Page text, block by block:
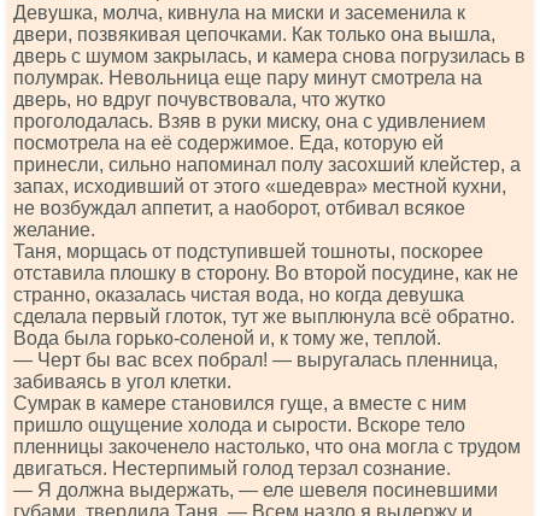
Девушка, молча, кивнула на миски и засеменила к
двери, позвякивая цепочками. Как только она вышла,
дверь с шумом закрылась, и камера снова погрузилась в
полумрак. Невольница еще пару минут смотрела на
дверь, но вдруг почувствовала, что жутко
проголодалась. Взяв в руки миску, она с удивлением
посмотрела на её содержимое. Еда, которую ей
принесли, сильно напоминал полу засохший клейстер, а
запах, исходивший от этого «шедевра» местной кухни,
не возбуждал аппетит, а наоборот, отбивал всякое
желание.
Таня, морщась от подступившей тошноты, поскорее
отставила плошку в сторону. Во второй посудине, как не
странно, оказалась чистая вода, но когда девушка
сделала первый глоток, тут же выплюнула всё обратно.
Вода была горько-соленой и, к тому же, теплой.
— Черт бы вас всех побрал! — выругалась пленница,
забиваясь в угол клетки.
Сумрак в камере становился гуще, а вместе с ним
пришло ощущение холода и сырости. Вскоре тело
пленницы закоченело настолько, что она могла с трудом
двигаться. Нестерпимый голод терзал сознание.
— Я должна выдержать, — еле шевеля посиневшими
губами, твердила Таня, — Всем назло я выдержу и